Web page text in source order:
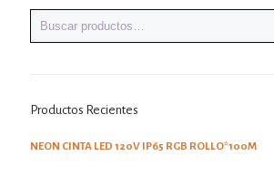
Productos Recientes
NEON CINTA LED 120V IP65 RGB ROLLO*100M